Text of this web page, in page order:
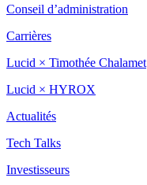
Conseil d’administration
Carrières
Lucid × Timothée Chalamet
Lucid × HYROX
Actualités
Tech Talks
Investisseurs